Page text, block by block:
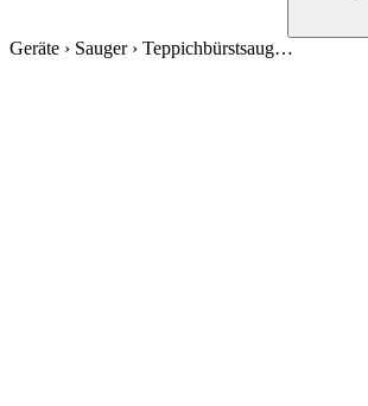
Geräte › Sauger› Teppichbürstsaug…